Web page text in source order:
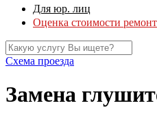
Для юр. лиц
Оценка стоимости
Схема проезда
Замена